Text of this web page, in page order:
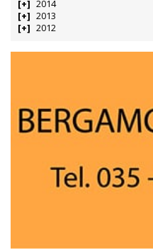
2014
2013
2012